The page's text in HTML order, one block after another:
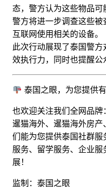
态，警方认为这些物品可
警方将进一步调查这些
互联网使用相关的设备。
此次行动展现了泰国警
效执行力，同时也提醒公
泰国之眼，为您提供
也欢迎关注我们全网品牌
暹猫海外、暹猫海外房产
们能为您提供泰国社群
服务、留学服务、企业
展！
监制：泰国之眼